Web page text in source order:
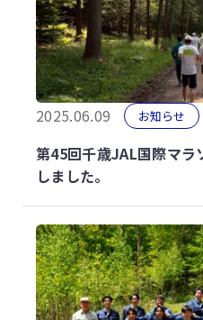
2025.06.09 お知らせ
第45回千歳JAL国際マラ
しました。